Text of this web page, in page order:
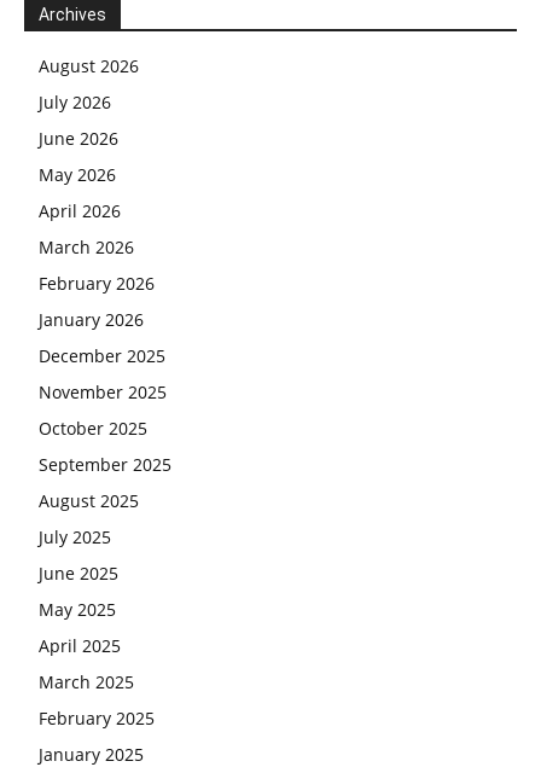
Archives
August 2026
July 2026
June 2026
May 2026
April 2026
March 2026
February 2026
January 2026
December 2025
November 2025
October 2025
September 2025
August 2025
July 2025
June 2025
May 2025
April 2025
March 2025
February 2025
January 2025